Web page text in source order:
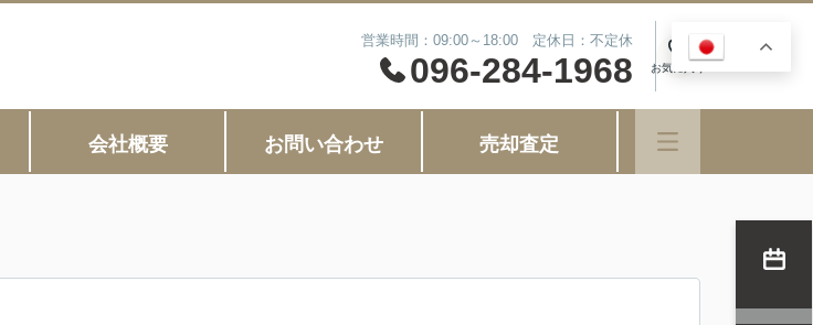
営業時間：09:00～18:00 定休日：不定休
096-284-1968 お気に入り
会社概要 お問い合わせ 売却査定